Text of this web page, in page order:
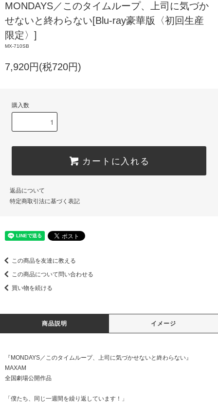
MONDAYS／このタイムループ、上司に気づか
せないと終わらない[Blu-ray豪華版〈初回生産
限定〉]
MX-710SB
7,920円(税720円)
購入数
カートに入れる
返品について
特定商取引法に基づく表記
この商品を友達に教える
この商品について問い合わせる
買い物を続ける
商品説明 イメージ
『MONDAYS／このタイムループ、上司に気づかせないと終わらない』
MAXAM
全国劇場公開作品
「僕たち、同じ一週間を繰り返しています！」